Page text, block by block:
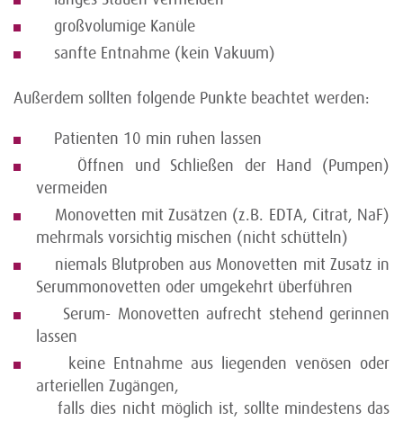
großvolumige Kanüle
sanfte Entnahme (kein Vakuum)
Außerdem sollten folgende Punkte beachtet werden:
Patienten 10 min ruhen lassen
Öffnen und Schließen der Hand (Pumpen)
vermeiden
Monovetten mit Zusätzen (z.B. EDTA, Citrat, NaF)
mehrmals vorsichtig mischen (nicht schütteln)
niemals Blutproben aus Monovetten mit Zusatz in
Serummonovetten oder umgekehrt überführen
Serum- Monovetten aufrecht stehend gerinnen
lassen
keine Entnahme aus liegenden venösen oder
arteriellen Zugängen,
falls dies nicht möglich ist, sollte mindestens das